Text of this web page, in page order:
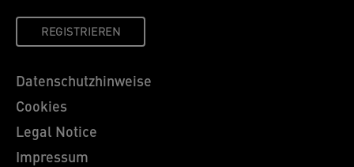
REGISTRIEREN
Datenschutzhinweise
Cookies
Legal Notice
Impressum